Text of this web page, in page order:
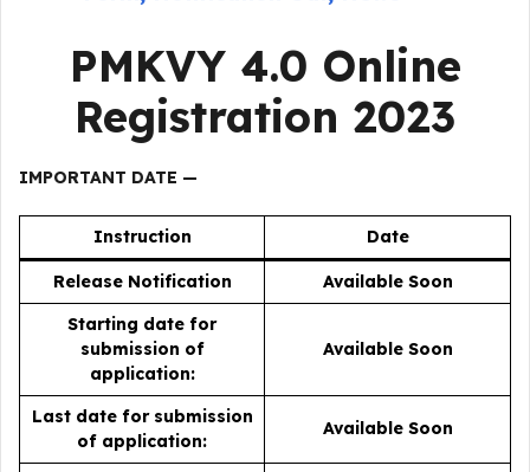
PMKVY 4.0 Online
Registration 2023
IMPORTANT DATE —
Instruction Date
Release Notification
Available Soon
Starting date for
submission of
application:
Available Soon
Last date for submission
of application:
Available Soon